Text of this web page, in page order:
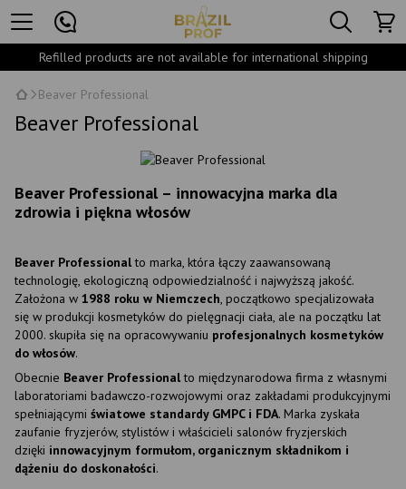
Refilled products are not available for international shipping
Beaver Professional
Beaver Professional
Beaver Professional – innowacyjna marka dla
zdrowia i piękna włosów
Beaver Professionalto marka, która łączy zaawansowaną
technologię, ekologiczną odpowiedzialność i najwyższą jakość.
Założona w 1988 roku w Niemczech, początkowo specjalizowała
się w produkcji kosmetyków do pielęgnacji ciała, ale na początku lat
2000. skupiła się na opracowywaniu profesjonalnych kosmetyków
do włosów.
Obecnie Beaver Professionalto międzynarodowa firma z własnymi
laboratoriami badawczo-rozwojowymi oraz zakładami produkcyjnymi
spełniającymi światowe standardy GMPC i FDA. Marka zyskała
zaufanie fryzjerów, stylistów i właścicieli salonów fryzjerskich
dzięki innowacyjnym formułom, organicznym składnikom i
dążeniu do doskonałości.